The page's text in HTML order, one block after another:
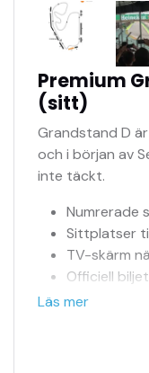
Premium
(sitt)
Grandstand D
och i början av
inte täckt.
Numrerade
Sittplatser
TV-skärm
Officiell
Tillgång till
Biljetter
Läs mer